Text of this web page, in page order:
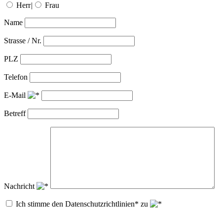
Herr| Frau
Name
Strasse / Nr.
PLZ
Telefon
E-Mail
Betreff
Nachricht
Ich stimme den Datenschutzrichtlinien* zu